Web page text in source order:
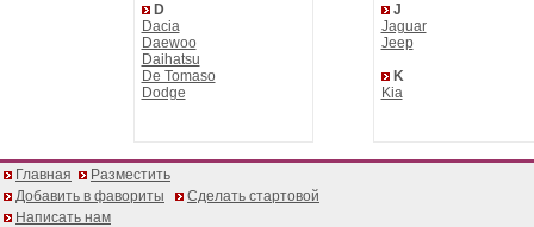
D
Dacia
Daewoo
Daihatsu
De Tomaso
Dodge
J
Jaguar
Jeep
K
Kia
Главная
Разместить
Добавить в фавориты
Сделать стартовой
Написать нам